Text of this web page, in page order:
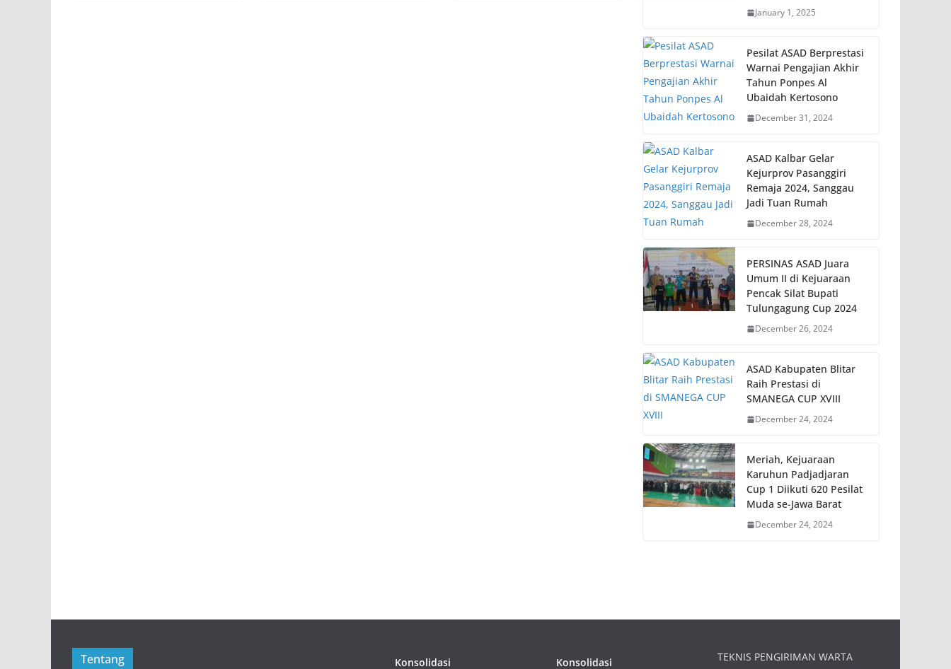
January 1, 2025
Pesilat ASAD Berprestasi
Warnai Pengajian Akhir
Tahun Ponpes Al
Ubaidah Kertosono
December 31, 2024
ASAD Kalbar Gelar
Kejurprov Pasanggiri
Remaja 2024, Sanggau
Jadi Tuan Rumah
December 28, 2024
PERSINAS ASAD Juara
Umum II di Kejuaraan
Pencak Silat Bupati
Tulungagung Cup 2024
December 26, 2024
ASAD Kabupaten Blitar
Raih Prestasi di
SMANEGA CUP XVIII
December 24, 2024
Meriah, Kejuaraan
Karuhun Padjadjaran
Cup 1 Diikuti 620 Pesilat
Muda se-Jawa Barat
December 24, 2024
Tentang Konsolidasi Konsolidasi TEKNIS PENGIRIMAN WARTA